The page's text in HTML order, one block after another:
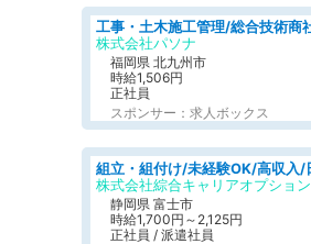
株式会社パソナ
福岡県 北九州市
時給1,506円
正社員
スポンサー：求人ボックス
株式会社綜合キャリアオプション
静岡県 富士市
時給1,700円～2,125円
正社員 / 派遣社員